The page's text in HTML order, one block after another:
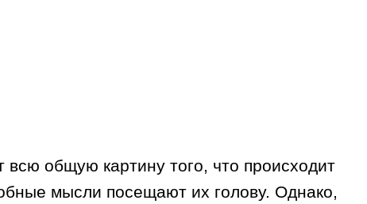
общую картину того, что происходит
мысли посещают их голову. Однако,